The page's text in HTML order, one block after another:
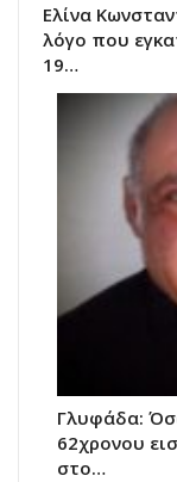
Ελίνα
λόγο που
19…
Γλυφάδα:
62χρονου
στο…